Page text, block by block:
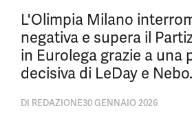
L'Olimpia Milano
negativa e supera il
in Eurolega grazie a una
decisiva di LeDay e Nebo.
DI REDAZIONE30 GENNAIO 2026